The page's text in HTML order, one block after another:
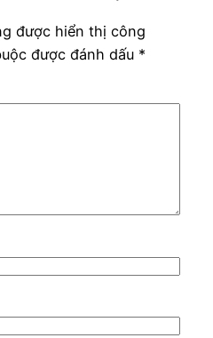
được hiển thị công
được đánh dấu *